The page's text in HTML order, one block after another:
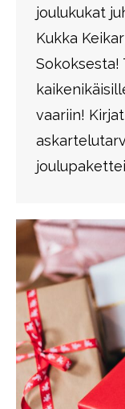
joulukukat
Kukka
Sokoksesta!
vaariin!